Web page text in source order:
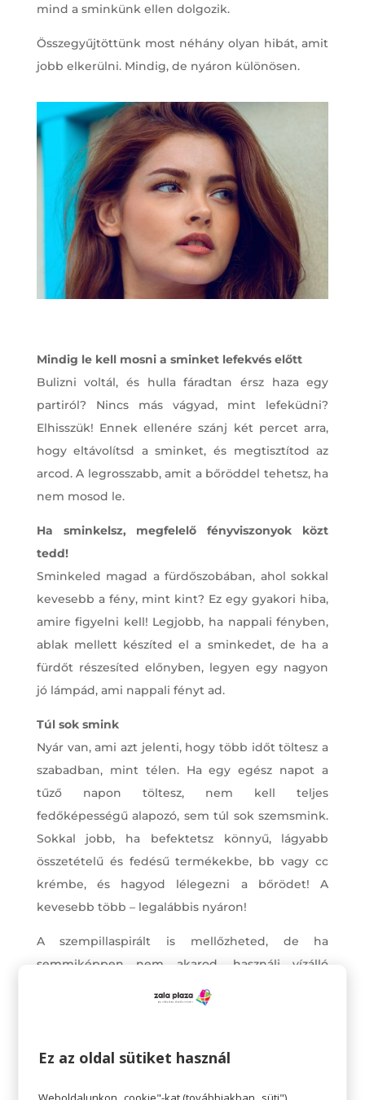
mind a sminkünk ellen dolgozik.
Összegyűjtöttünk most néhány olyan hibát, amit
jobb elkerülni. Mindig, de nyáron különösen.
Mindig le kell mosni a sminket lefekvés előtt
Bulizni voltál, és hulla fáradtan érsz haza egy
partiról? Nincs más vágyad, mint lefeküdni?
Elhisszük! Ennek ellenére szánj két percet arra,
hogy eltávolítsd a sminket, és megtisztítod az
arcod. A legrosszabb, amit a bőröddel tehetsz, ha
nem mosod le.
Ha sminkelsz, megfelelő fényviszonyok közt
tedd!
Sminkeled magad a fürdőszobában, ahol sokkal
kevesebb a fény, mint kint? Ez egy gyakori hiba,
amire figyelni kell! Legjobb, ha nappali fényben,
ablak mellett készíted el a sminkedet, de ha a
fürdőt részesíted előnyben, legyen egy nagyon
jó lámpád, ami nappali fényt ad.
Túl sok smink
Nyár van, ami azt jelenti, hogy több időt töltesz a
szabadban, mint télen. Ha egy egész napot a
tűző napon töltesz, nem kell teljes
fedőképességű alapozó, sem túl sok szemsmink.
Sokkal jobb, ha befektetsz könnyű, lágyabb
összetételű és fedésű termékekbe, bb vagy cc
krémbe, és hagyod lélegezni a bőrödet! A
kevesebb több – legalábbis nyáron!
A szempillaspirált is mellőzheted, de ha
semmiképpen nem akarod, használj vízálló
készítményeket, azok nem hagynak cserben
úszás közben sem, és az izzadás sem tesz kárt
Ez az oldal sütiket használ